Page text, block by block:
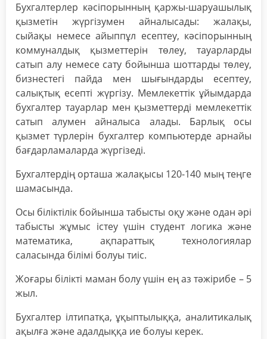
Бухгалтерлер кәсіпорынның қаржы-шаруашылық
қызметін жүргізумен айналысады: жалақы,
сыйақы немесе айыппұл есептеу, кәсіпорынның
коммуналдық қызметтерін төлеу, тауарларды
сатып алу немесе сату бойынша шоттарды төлеу,
бизнестегі пайда мен шығындарды есептеу,
салықтық есепті жүргізу. Мемлекеттік ұйымдарда
бухгалтер тауарлар мен қызметтерді мемлекеттік
сатып алумен айналыса алады. Барлық осы
қызмет түрлерін бухгалтер компьютерде арнайы
бағдарламаларда жүргізеді.
Бухгалтердің орташа жалақысы 120-140 мың теңге
шамасында.
Осы біліктілік бойынша табысты оқу және одан әрі
табысты жұмыс істеу үшін студент логика және
математика, ақпараттық технологиялар
саласында білімі болуы тиіс.
Жоғары білікті маман болу үшін ең аз тәжірибе – 5
жыл.
Бухгалтер ілтипатқа, ұқыптылыққа, аналитикалық
ақылға және адалдыққа ие болуы керек.